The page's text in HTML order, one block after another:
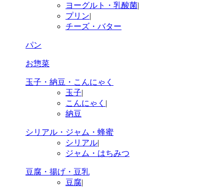
ヨーグルト・乳酸菌|
プリン|
チーズ・バター
パン
お惣菜
玉子・納豆・こんにゃく
玉子|
こんにゃく |
納豆
シリアル・ジャム・蜂蜜
シリアル|
ジャム・はちみつ
豆腐・揚げ・豆乳
豆腐|